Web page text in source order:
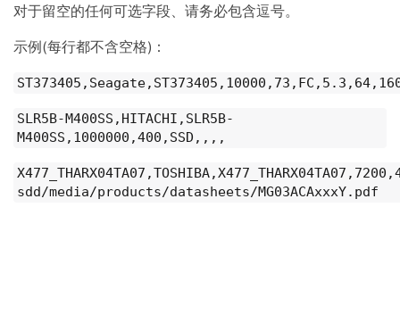
对于留空的任何可选字段、请务必包含逗号。
示例(每行都不含空格)：
SLR5B-M400SS,HITACHI,SLR5B-
M400SS,1000000,400,SSD,,,,
sdd/media/products/datasheets/MG03ACAxxxY.pdf